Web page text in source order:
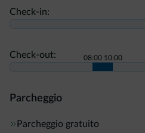
Check-in:
Check-out: 08:00 10:00
Parcheggio
Parcheggio gratuito